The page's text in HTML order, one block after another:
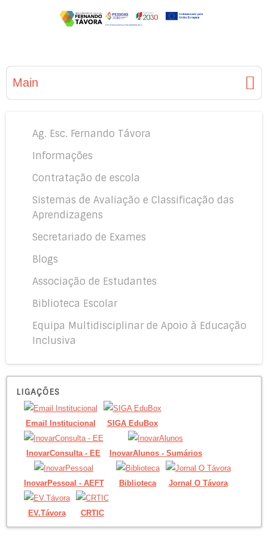
Main
Ag. Esc. Fernando Távora
Informações
Contratação de escola
Sistemas de Avaliação e Classificação das
Aprendizagens
Secretariado de Exames
Blogs
Associação de Estudantes
Biblioteca Escolar
Equipa Multidisciplinar de Apoio à Educação
Inclusiva
LIGAÇÕES
Email Institucional SIGA EduBox
InovarConsulta - EE InovarAlunos - Sumários
InovarPessoal - AEFT Biblioteca Jornal O Távora
EV.Távora CRTIC